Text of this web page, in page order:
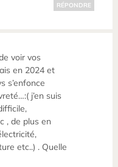
RÉPONDRE
voir vos
en 2024 et
s’enfonce
j’en suis
, de plus en
etc..) . Quelle